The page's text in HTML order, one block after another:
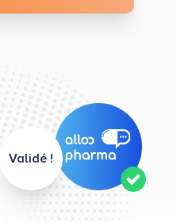
Validé !